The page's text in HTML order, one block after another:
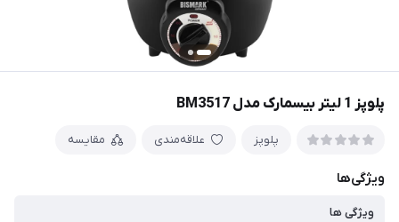
پلوپز 1 ليتر بیسمارک مدل BM3517
پلوپز علاقه‌مندی مقایسه
ویژگی‌ها
ویژگی ها